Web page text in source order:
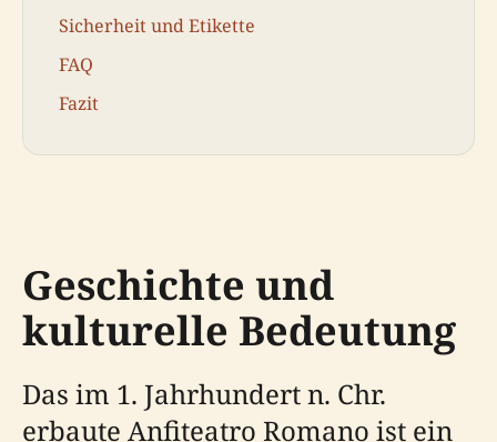
Sicherheit und Etikette
FAQ
Fazit
Geschichte und
kulturelle Bedeutung
Das im 1. Jahrhundert n. Chr.
erbaute Anfiteatro Romano ist ein